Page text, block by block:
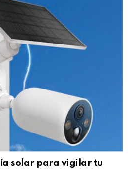
solar para vigilar tu